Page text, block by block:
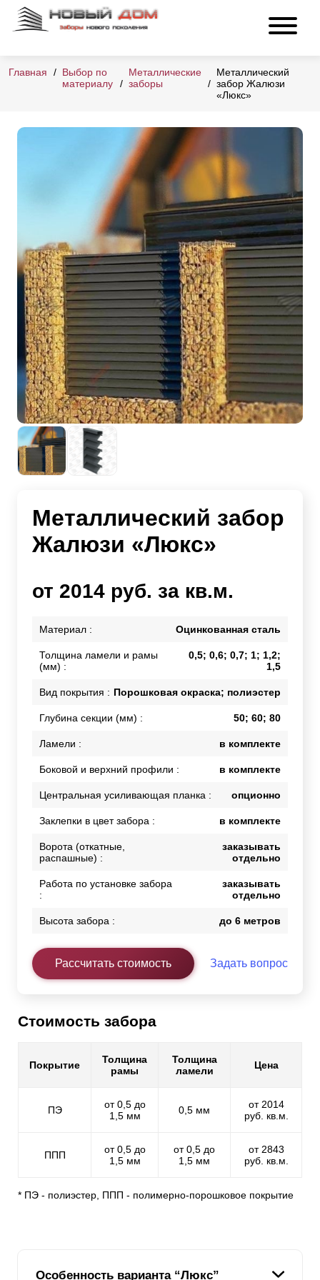
Главная
Выбор по
материалу
Металлические
заборы
Металлический
забор Жалюзи
«Люкс»
Металлический забор
Жалюзи «Люкс»
от 2014 руб. за кв.м.
Материал : Оцинкованная сталь
Толщина ламели и рамы
(мм) :
0,5; 0,6; 0,7; 1; 1,2;
1,5
Вид покрытия : Порошковая окраска; полиэстер
Глубина секции (мм) : 50; 60; 80
Ламели : в комплекте
Боковой и верхний профили : в комплекте
Центральная усиливающая планка : опционно
Заклепки в цвет забора : в комплекте
Ворота (откатные,
распашные) :
заказывать
отдельно
Работа по установке забора
:
заказывать
отдельно
Высота забора : до 6 метров
Рассчитать стоимость Задать вопрос
Стоимость забора
Покрытие
Толщина
рамы
Толщина
ламели
Цена
ПЭ
от 0,5 до
1,5 мм
0,5 мм
от 2014
руб. кв.м.
ППП
от 0,5 до
1,5 мм
от 0,5 до
1,5 мм
от 2843
руб. кв.м.
* ПЭ - полиэстер, ППП - полимерно-порошковое покрытие
Особенность варианта “Люкс”